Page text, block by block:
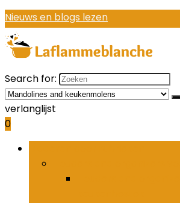
Nieuws en blogs lezen
Search for:
verlanglijst
0